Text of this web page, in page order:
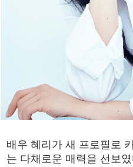
배우 혜리가 새 프로필로
는 다채로운 매력을 선보